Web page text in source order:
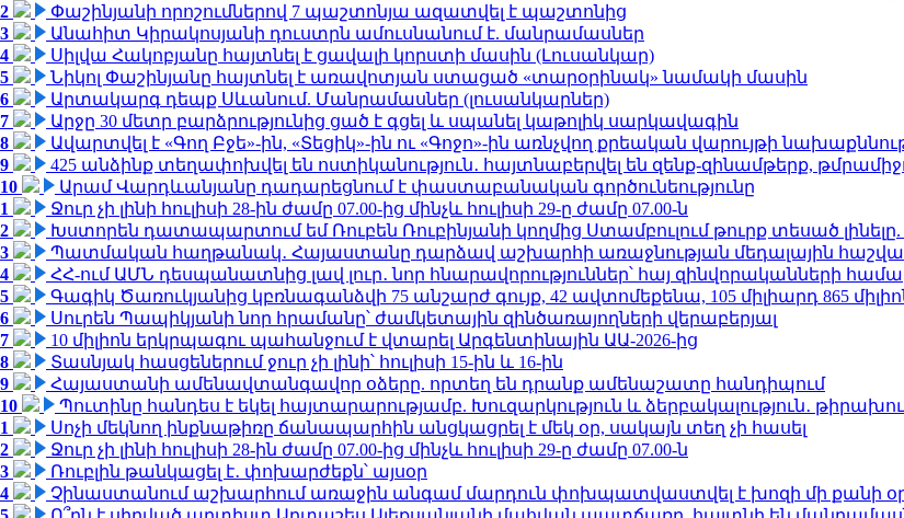
2
Փաշինյանի որոշումներով 7 պաշտոնյա ազատվել է պաշտոնից
3
Անահիտ Կիրակոսյանի դուստրն ամուսնանում է. մանրամասներ
4
Սիլվա Հակոբյանը հայտնել է ցավալի կորստի մասին (Լուսանկար)
5
Նիկոլ Փաշինյանը հայտնել է առավոտյան ստացած «տարօրինակ» նամակի մասին
6
Արտակարգ դեպք Սևանում. Մանրամասներ (լուսանկարներ)
7
Արջը 30 մետր բարձրությունից ցած է գցել և սպանել կաթոլիկ սարկավագին
8
Ավարտվել է «Գող Բջե»-ին, «Տեցիկ»-ին ու «Գոջո»-ին առնչվող քրեական վարույթի
9
425 անձինք տեղափոխվել են ոստիկանություն․ հայտնաբերվել են զենք-զինամթերք,
10
Արամ Վարդևանյանը դադարեցնում է փաստաբանական գործունեությունը
1
Ջուր չի լինի հուլիսի 28-ին ժամը 07.00-ից մինչև հուլիսի 29-ը ժամը 07.00-ն
2
Խստորեն դատապարտում եմ Ռուբեն Ռուբինյանի կողմից Ստամբուլում թուրք տեսած
3
Պատմական հաղթանակ․ Հայաստանը դարձավ աշխարհի առաջնության մեդալային
4
ՀՀ-ում ԱՄՆ դեսպանատնից լավ լուր․ նոր հնարավորություններ՝ հայ զինվորականների
5
Գագիկ Ծառուկյանից կբռնագանձվի 75 անշարժ գույք, 42 ավտոմեքենա, 105 միլիարդ 865
6
Սուրեն Պապիկյանի նոր հրամանը՝ ժամկետային զինծառայողների վերաբերյալ
7
10 միլիոն երկրպագու պահանջում է վտարել Արգենտինային ԱԱ-2026-ից
8
Տասնյակ հասցեներում ջուր չի լինի՝ հուլիսի 15-ին և 16-ին
9
Հայաստանի ամենավտանգավոր օձերը. որտեղ են դրանք ամենաշատը հանդիպում
10
Պուտինը հանդես է եկել հայտարարությամբ. Խուզարկություն և ձերբակալություն․
1
Սոչի մեկնող ինքնաթիռը ճանապարհին անցկացրել է մեկ օր, սակայն տեղ չի հասել
2
Ջուր չի լինի հուլիսի 28-ին ժամը 07.00-ից մինչև հուլիսի 29-ը ժամը 07.00-ն
3
Ռուբլին թանկացել է․ փոխարժեքն՝ այսօր
4
Չինաստանում աշխարհում առաջին անգամ մարդուն փոխպատվաստվել է խոզի մի քանի